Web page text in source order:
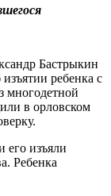
Бастрыкин
ребенка с
многодетной
в орловском
его изъяли
Ребенка